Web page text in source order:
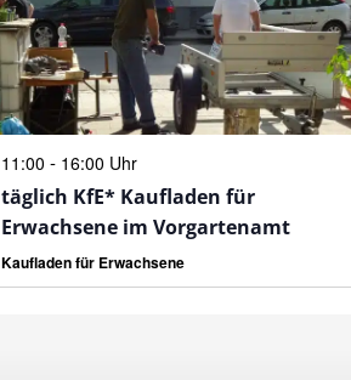
11:00- 16:00 Uhr
täglich KfE* Kaufladen für
Erwachsene im Vorgartenamt
Kaufladen für Erwachsene